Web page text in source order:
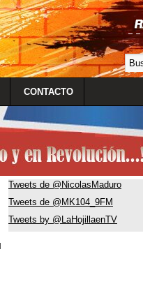
CONTACTO
Tweets de @NicolasMaduro
Tweets de @MK104_9FM
Tweets by @LaHojillaenTV